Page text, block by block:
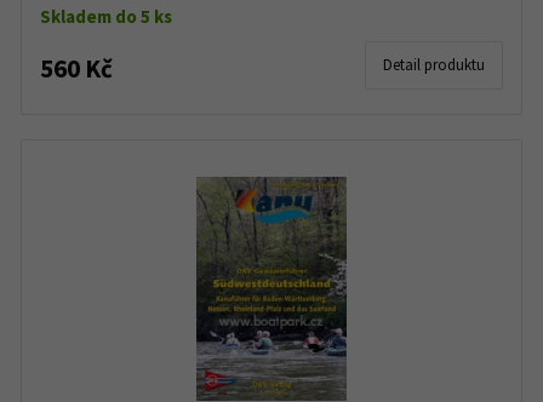
Skladem do 5 ks
560 Kč Detail produktu